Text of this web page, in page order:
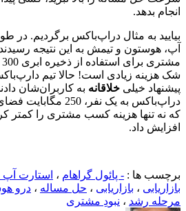
انجام بدهد.
بیایید به مثال دراپ‌باکس برگردیم. در
آپ، هوستون و تیمش به این نتیجه
شک هزینه زیادی است! حالا تیم
پیشنهاد خیلی خلاقانه به کاربران‌شان
دراپ‌باکس به یک نفر،
که نه تنها هزینه کسب مشتری را کمتر
افزایش داد.
برچسب ها : - پائول گراهام ، استارت
بازاریابی ، بازاریابی ، حل مساله ، درو
مرحله رشد ، نبودِ مشتری